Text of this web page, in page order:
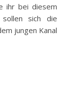
ihr bei diesem
sich die
jungen Kanal